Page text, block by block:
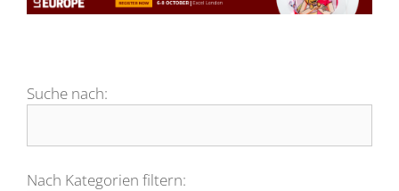
Suche nach:
Nach Kategorien filtern: